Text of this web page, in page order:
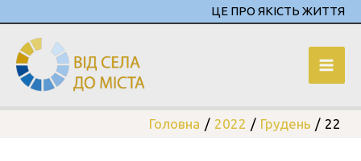
ЦЕ ПРО ЯКІСТЬ ЖИТТЯ
Головна 2022 Грудень 22